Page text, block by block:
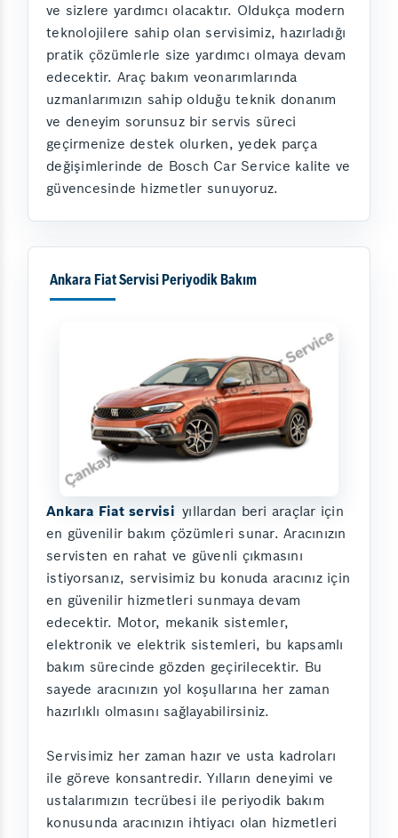
ve sizlere yardımcı olacaktır. Oldukça modern
teknolojilere sahip olan servisimiz, hazırladığı
pratik çözümlerle size yardımcı olmaya devam
edecektir. Araç bakım veonarımlarında
uzmanlarımızın sahip olduğu teknik donanım
ve deneyim sorunsuz bir servis süreci
geçirmenize destek olurken, yedek parça
değişimlerinde de Bosch Car Service kalite ve
güvencesinde hizmetler sunuyoruz.
Ankara Fiat Servisi Periyodik Bakım
Ankara Fiat servisi yıllardan beri araçlar için
en güvenilir bakım çözümleri sunar. Aracınızın
servisten en rahat ve güvenli çıkmasını
istiyorsanız, servisimiz bu konuda aracınız için
en güvenilir hizmetleri sunmaya devam
edecektir. Motor, mekanik sistemler,
elektronik ve elektrik sistemleri, bu kapsamlı
bakım sürecinde gözden geçirilecektir. Bu
sayede aracınızın yol koşullarına her zaman
hazırlıklı olmasını sağlayabilirsiniz.
Servisimiz her zaman hazır ve usta kadroları
ile göreve konsantredir. Yılların deneyimi ve
ustalarımızın tecrübesi ile periyodik bakım
konusunda aracınızın ihtiyacı olan hizmetleri